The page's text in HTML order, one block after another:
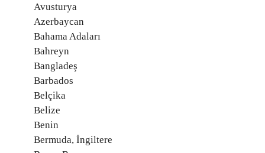
Avusturya
Azerbaycan
Bahama Adaları
Bahreyn
Bangladeş
Barbados
Belçika
Belize
Benin
Bermuda, İngiltere